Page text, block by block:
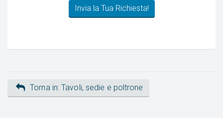
Torna in: Tavoli, sedie e poltrone